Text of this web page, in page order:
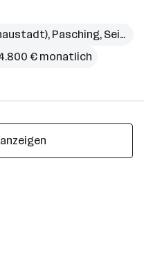
, Pasching, Seiersberg-Pirka
€ monatlich